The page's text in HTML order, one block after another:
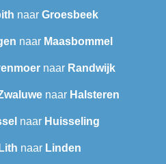
naar Groesbeek
naar Maasbommel
naar Randwijk
naar Halsteren
naar Huisseling
Lith naar Linden